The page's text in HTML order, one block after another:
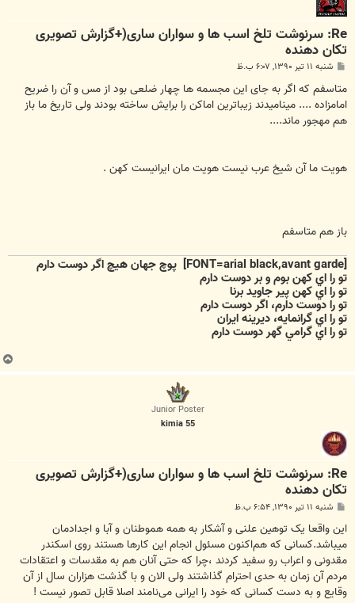
Re: سرنوشت تلخ اسب ها و سواران ساری(+گزارش تصویری
تکان دهنده
پ
ت
شنبه ۱۱ تیر ۱۳۹۰, ۶:۰۷ ب.ظ
متاسفم که اگر به جای این مجسمه ها چهار ضلعی بود از مس و آن را ضریح
امامزاده .... مینامیدند زیباترین اماکن را برایش ساخته بودند ولی تاریخ ما باز
هم مهجور ماند....
هویت ما آن شیخ عرب نیست هویت مان ایرانیست کهن .
باز هم متاسفم
پوچ جهان هيچ اگر دوست دارم
تو را اي كهن بوم و بر دوست دارم
تو را اي كهن پير جاويد برنا
تو را دوست دارم، اگر دوست دارم
تو را اي گرانمايه، ديرينه ايران
تو را اي گرامي گهر دوست دارم
ب
ا
Junior Poster
kimia 55
Re: سرنوشت تلخ اسب ها و سواران ساری(+گزارش تصویری
تکان دهنده
پ
ت
شنبه ۱۱ تیر ۱۳۹۰, ۶:۵۴ ب.ظ
این واقعا یک توهین علنی و آشکار به همه هموطنان و آبا و اجدادمان
میباشد.کسانی‌ که هم‌اکنون مسئول انجام این کارها هستند روی اسکندر
مقدونی و اعراب رو سفید کردند ،چرا که حتی آنان هم به مقدسات و اعتقادات
مردم آن زمان به حدی احترام گذاشتند ولی‌ الان و با گذشت هزاران سال از آن
وقایع و به دست کسانی‌ که خود را ایرانی‌ می‌نامند اصلا قابل تصور نیست !